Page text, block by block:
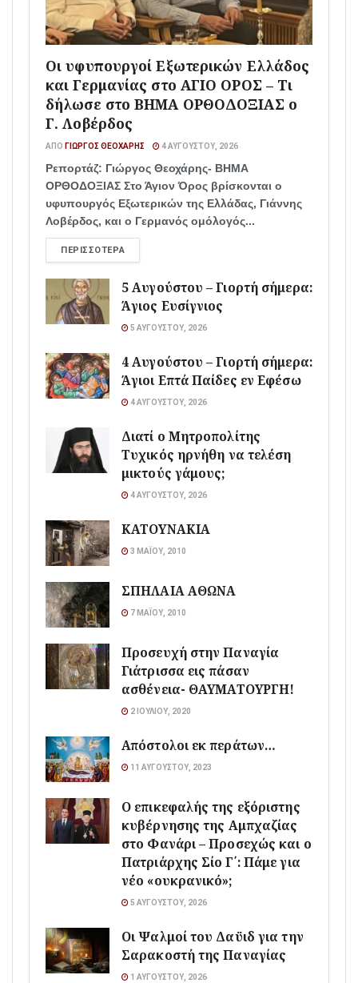
Οι υφυπουργοί Εξωτερικών Ελλάδος
και Γερμανίας στο ΑΓΙΟ ΟΡΟΣ – Τι
δήλωσε στο ΒΗΜΑ ΟΡΘΟΔΟΞΙΑΣ ο
Γ. Λοβέρδος
ΑΠΌ ΓΙΏΡΓΟΣ ΘΕΟΧΆΡΗΣ 4 ΑΥΓΟΎΣΤΟΥ, 2026
Ρεπορτάζ: Γιώργος Θεοχάρης- ΒΗΜΑ
ΟΡΘΟΔΟΞΙΑΣ Στο Άγιον Όρος βρίσκονται ο
υφυπουργός Εξωτερικών της Ελλάδας, Γιάννης
Λοβέρδος, και ο Γερμανός ομόλογός...
ΠΕΡΙΣΣΌΤΕΡΑ
5 Αυγούστου – Γιορτή σήμερα:
Άγιος Ευσίγνιος
5 ΑΥΓΟΎΣΤΟΥ, 2026
4 Αυγούστου – Γιορτή σήμερα:
Άγιοι Επτά Παίδες εν Εφέσω
4 ΑΥΓΟΎΣΤΟΥ, 2026
Διατί ο Μητροπολίτης
Τυχικός ηρνήθη να τελέση
μικτούς γάμους;
4 ΑΥΓΟΎΣΤΟΥ, 2026
ΚΑΤΟΥΝΑΚΙΑ
3 ΜΑΪ́ΟΥ, 2010
ΣΠΗΛΑΙΑ ΑΘΩΝΑ
7 ΜΑΪ́ΟΥ, 2010
Προσευχή στην Παναγία
Γιάτρισσα εις πάσαν
ασθένεια- ΘΑΥΜΑΤΟΥΡΓΗ!
2 ΙΟΥΛΊΟΥ, 2020
Απόστολοι εκ περάτων…
11 ΑΥΓΟΎΣΤΟΥ, 2023
Ο επικεφαλής της εξόριστης
κυβέρνησης της Αμπχαζίας
στο Φανάρι – Προσεχώς και ο
Πατριάρχης Σίο Γ΄: Πάμε για
νέο «ουκρανικό»;
5 ΑΥΓΟΎΣΤΟΥ, 2026
Οι Ψαλμοί του Δαϋιδ για την
Σαρακοστή της Παναγίας
1 ΑΥΓΟΎΣΤΟΥ, 2026